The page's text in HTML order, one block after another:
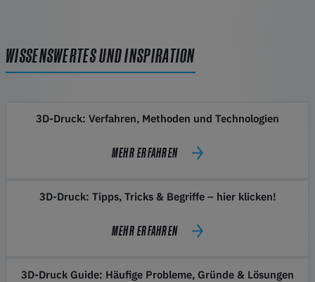
WISSENSWERTES UND INSPIRATION
3D-Druck: Verfahren, Methoden und Technologien
MEHR ERFAHREN
3D-Druck: Tipps, Tricks & Begriffe – hier klicken!
MEHR ERFAHREN
3D-Druck Guide: Häufige Probleme, Gründe & Lösungen